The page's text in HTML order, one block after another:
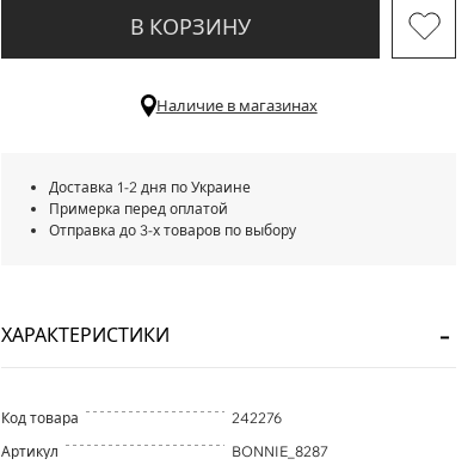
В КОРЗИНУ
Наличие в магазинах
Доставка 1-2 дня по Украине
Примерка перед оплатой
Отправка до 3-х товаров по выбору
ХАРАКТЕРИСТИКИ
Код товара
242276
Артикул
BONNIE_8287